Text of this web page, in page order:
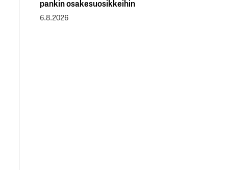
pankin osakesuosikkeihin
6.8.2026